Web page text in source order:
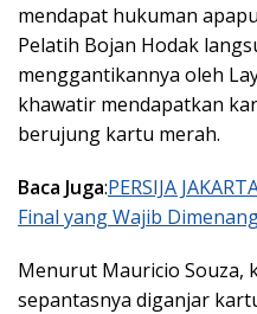
mendapat hukuman
Pelatih Bojan Hodak
menggantikannya oleh
khawatir mendapatkan
berujung kartu merah.
Baca Juga:PERSIJA
Final yang Wajib
Menurut Mauricio Souza,
sepantasnya diganjar